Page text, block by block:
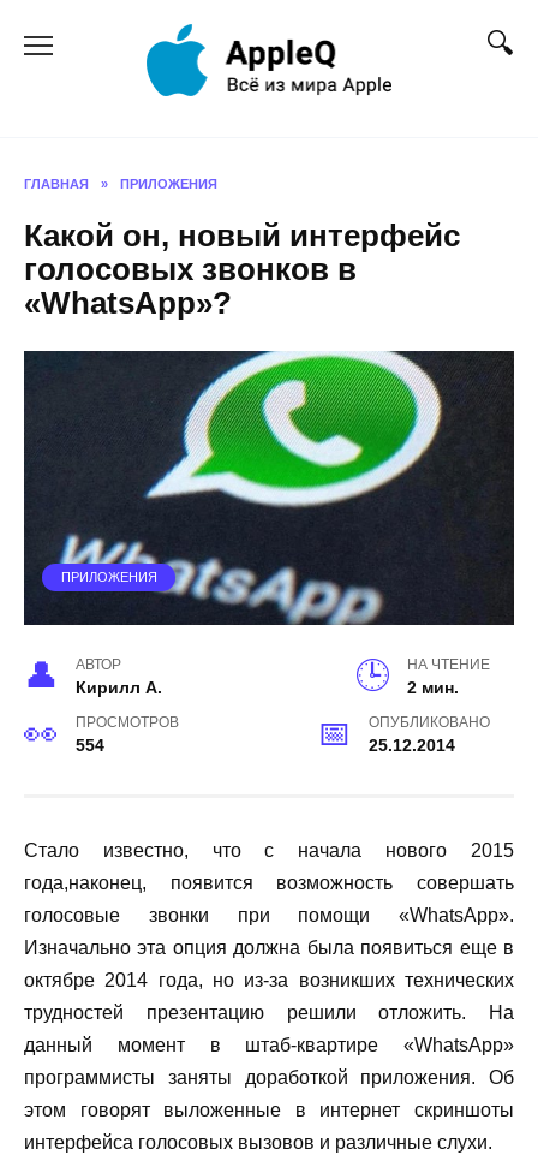
ГЛАВНАЯ » ПРИЛОЖЕНИЯ
Какой он, новый интерфейс
голосовых звонков в
«WhatsApp»?
ПРИЛОЖЕНИЯ
АВТОР
Кирилл А.
НА ЧТЕНИЕ
2 мин.
ПРОСМОТРОВ
554
ОПУБЛИКОВАНО
25.12.2014
Стало известно, что с начала нового 2015
года,наконец, появится возможность совершать
голосовые звонки при помощи «WhatsApp».
Изначально эта опция должна была появиться еще в
октябре 2014 года, но из-за возникших технических
трудностей презентацию решили отложить. На
данный момент в штаб-квартире «WhatsApp»
программисты заняты доработкой приложения. Об
этом говорят выложенные в интернет скриншоты
интерфейса голосовых вызовов и различные слухи.